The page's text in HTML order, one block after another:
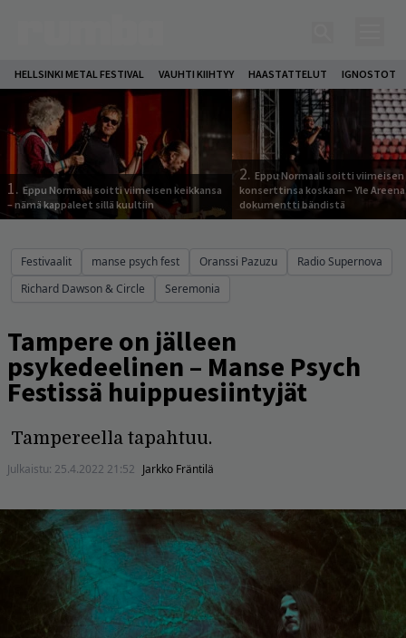
HELLSINKI METAL FESTIVAL VAUHTI KIIHTYY HAASTATTELUT IGNOSTOT
1. Eppu Normaali soitti viimeisen keikkansa
– nämä kappaleet sillä kuultiin
2. Eppu Normaali soitti viimeisen
konserttinsa koskaan – Yle
dokumentti bändistä
Festivaalit manse psych fest Oranssi Pazuzu
Radio Supernova
Richard Dawson & Circle
Seremonia
Tampere on jälleen
psykedeelinen – Manse Psych
Festissä huippuesiintyjät
Tampereella tapahtuu.
Julkaistu: 25.4.2022 21:52 Jarkko Fräntilä